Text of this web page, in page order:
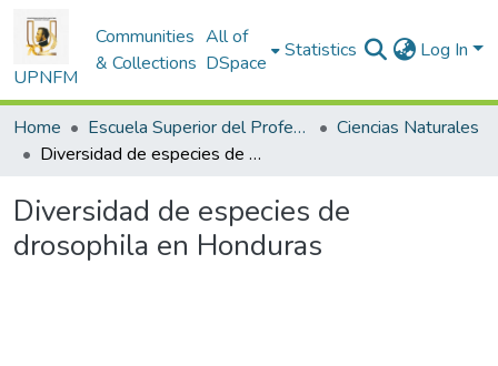
UPNFM
Communities
& Collections
All of
DSpace
Statistics Log In
Home Escuela Superior del Profesorado
Ciencias Naturales
Diversidad de especies de drosophila en Honduras
Diversidad de especies de
drosophila en Honduras